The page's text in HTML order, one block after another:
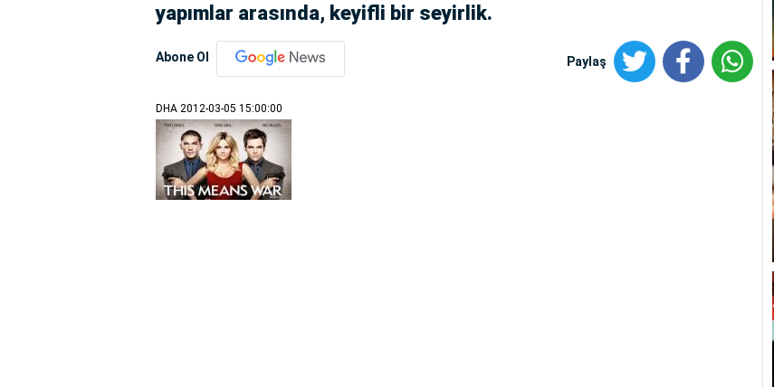
yapımlar arasında, keyifli bir seyirlik.
Abone Ol Paylaş
DHA 2012-03-05 15:00:00